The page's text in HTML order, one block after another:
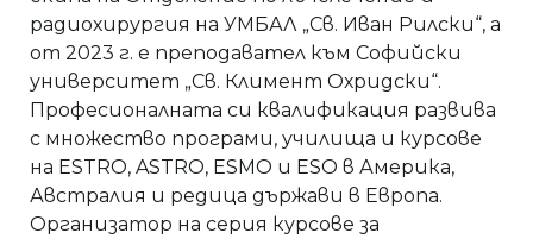
радиохирургия на УМБАЛ „Св. Иван Рилски“, а
от 2023 г. е преподавател към Софийски
университет „Св. Климент Охридски“.
Професионалната си квалификация развива
с множество програми, училища и курсове
на ESTRO, ASTRO, ESMO и ESO в Америка,
Австралия и редица държави в Европа.
Организатор на серия курсове за